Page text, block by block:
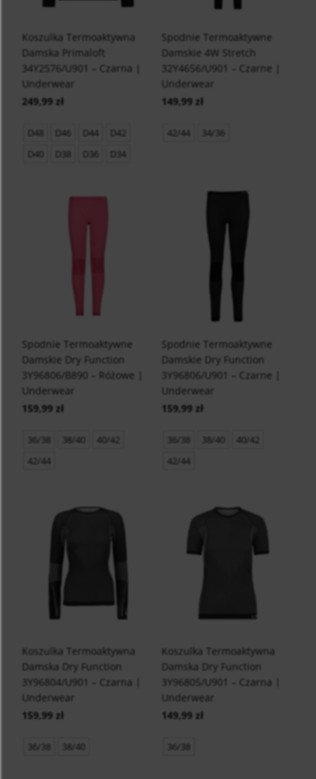
Koszulka Termoaktywna
Damska Primaloft
34Y2576/U901 – Czarna |
Underwear
249,99 zł
D48 D46 D44
D42
D40
D38 D36 D34
Spodnie Termoaktywne
Damskie 4W Stretch
32Y4656/U901 – Czarne |
Underwear
149,99 zł
42/44 34/36
Spodnie Termoaktywne
Damskie Dry Function
3Y96806/B890 – Różowe |
Underwear
159,99 zł
36/38 38/40
40/42
42/44
Spodnie Termoaktywne
Damskie Dry Function
3Y96806/U901 – Czarne |
Underwear
159,99 zł
36/38 38/40
40/42
42/44
Koszulka Termoaktywna
Damska Dry Function
3Y96804/U901 – Czarna |
Underwear
159,99 zł
36/38 38/40
Koszulka Termoaktywna
Damska Dry Function
3Y96805/U901 – Czarna |
Underwear
149,99 zł
36/38